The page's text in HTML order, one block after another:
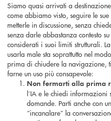
Siamo quasi arrivati a
come abbiamo visto, seguire le
metterle in discussione, senza
senza darle abbastanza contesto
considerati i suoi limiti strutturali.
usarla male sta soprattutto nel
prima di chiudere la navigazione,
farne un uso più consapevole:
Non fermarti alla prima
l’IA e le chiedi informazioni
domande. Parti anche con
“incanalare” la